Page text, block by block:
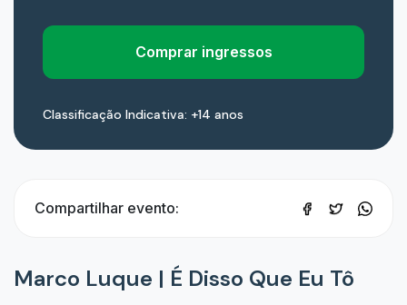
Marco Luque | É Disso Que Eu Tô
Comprar ingressos
Classificação Indicativa: +14 anos
Compartilhar evento: